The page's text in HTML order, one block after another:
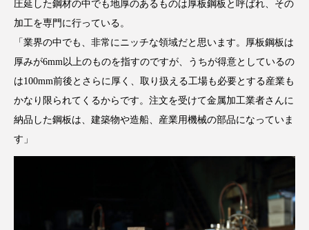
圧延した鋼材の中でも地厚のあるものは厚板鋼板と呼ばれ、その
加工を専門に行っている。
「業界の中でも、非常にニッチな領域だと思います。厚板鋼板は
厚みが6mm以上のものを指すのですが、うちが得意としているの
は100mm前後とさらに厚く、取り扱える工場も必要とする産業も
かなり限られてくるからです。注文を受けて金属加工業者さんに
納品した鋼板は、建築物や造船、産業用機械の部品になっていま
す」